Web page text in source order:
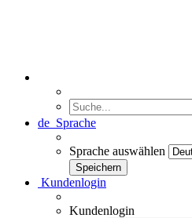
de Sprache
Sprache auswählen
Kundenlogin
Kundenlogin